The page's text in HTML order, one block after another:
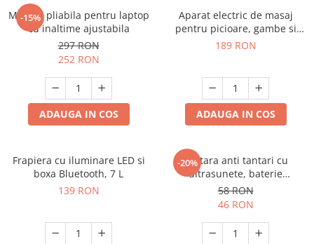
-15%
Masuta pliabila pentru laptop
cu inaltime ajustabila
297 RON
252 RON
ADAUGA IN COS
Aparat electric de masaj
pentru picioare, gambe si
brate
189 RON
ADAUGA IN COS
Frapiera cu iluminare LED si
boxa Bluetooth, 7 L
139 RON
-20%
Bratara anti tantari cu
ultrasunete, baterie
reincarcabila 90mAh
58 RON
46 RON